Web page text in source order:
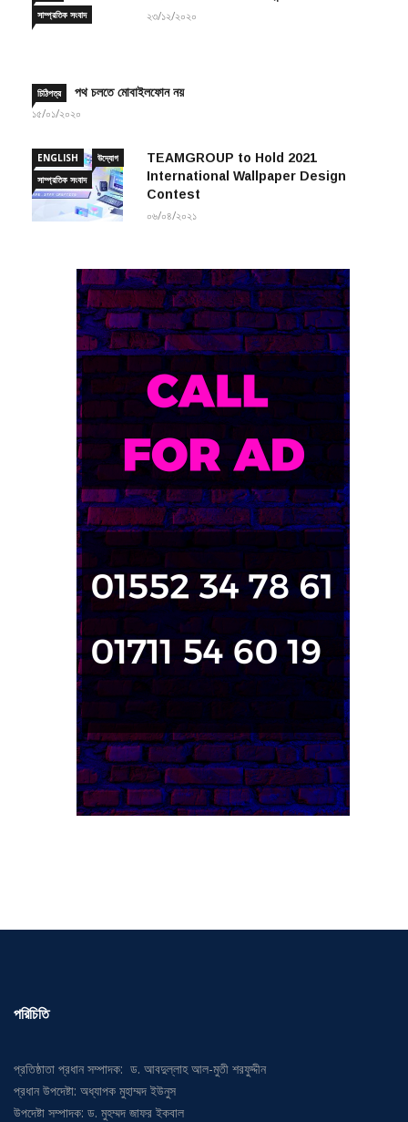
সাম্প্রতিক সংবাদ
২৩/১২/২০২০
চিঠিপত্র পথ চলতে মোবাইলফোন নয়
১৫/০১/২০২০
ENGLISH
উদ্যোগ
সাম্প্রতিক সংবাদ
TEAMGROUP to Hold 2021
International Wallpaper Design
Contest
০৬/০৪/২০২১
পরিচিতি
প্রতিষ্ঠাতা প্রধান সম্পাদক: ড. আবদুল্লাহ আল-মুতী শরফুদ্দীন
প্রধান উপদেষ্টা: অধ্যাপক মুহাম্মদ ইউনুস
উপদেষ্টা সম্পাদক: ড. মুহম্মদ জাফর ইকবাল